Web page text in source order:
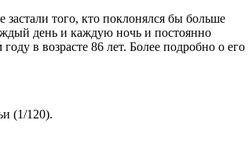
того, кто поклонялся бы больше
день и каждую ночь и постоянно
в возрасте 86 лет. Более подробно о его
(1/120).